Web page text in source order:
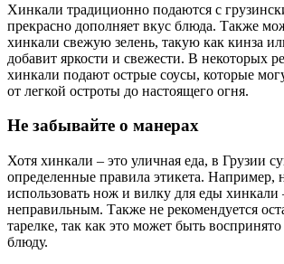
Хинкали традиционно подаются с
прекрасно дополняет вкус блюда. Также
хинкали свежую зелень, такую как кинза
добавит яркости и свежести. В некоторых
хинкали подают острые соусы, которые
от легкой остроты до настоящего огня.
Не забывайте о манерах
Хотя хинкали – это уличная еда, в Грузии
определенные правила этикета. Например,
использовать нож и вилку для еды хинкали
неправильным. Также не рекомендуется
тарелке, так как это может быть
блюду.